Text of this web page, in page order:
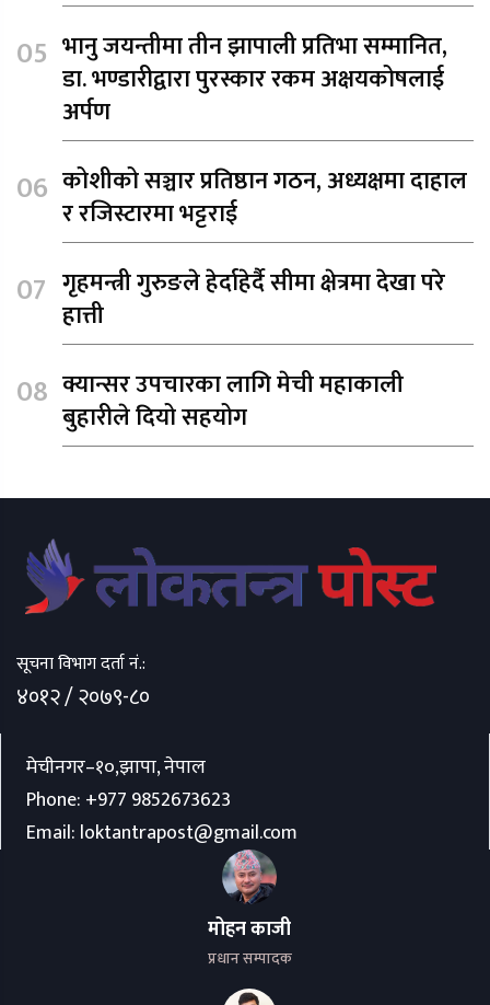
भानु जयन्तीमा तीन झापाली प्रतिभा सम्मानित,
डा. भण्डारीद्वारा पुरस्कार रकम अक्षयकोषलाई
अर्पण
कोशीको सञ्चार प्रतिष्ठान गठन, अध्यक्षमा दाहाल
र रजिस्टारमा भट्टराई
गृहमन्त्री गुरुङले हेर्दाहेर्दै सीमा क्षेत्रमा देखा परे
हात्ती
क्यान्सर उपचारका लागि मेची महाकाली
बुहारीले दियो सहयोग
सूचना विभाग दर्ता नं.:
४०१२ / २०७९-८०
मेचीनगर–१०,झापा, नेपाल
Phone: +977 9852673623
Email: loktantrapost@gmail.com
मोहन काजी
प्रधान सम्पादक